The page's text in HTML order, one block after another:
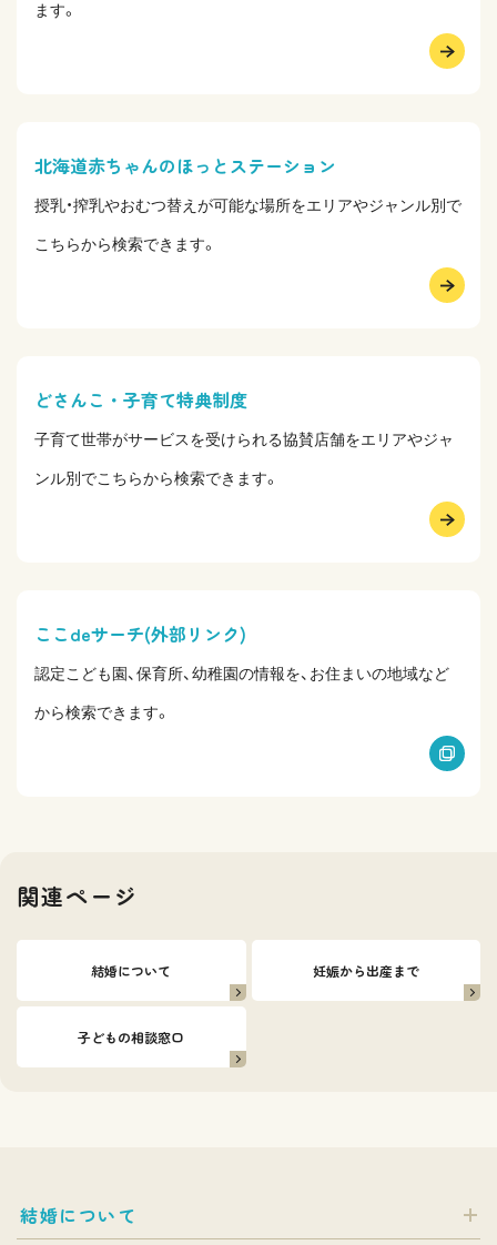
ます。
北海道赤ちゃんのほっとステーション
授乳・搾乳やおむつ替えが可能な場所をエリアやジャンル別で
こちらから検索できます。
どさんこ・子育て特典制度
子育て世帯がサービスを受けられる協賛店舗をエリアやジャ
ンル別でこちらから検索できます。
ここdeサーチ(外部リンク)
認定こども園、保育所、幼稚園の情報を、お住まいの地域など
から検索できます。
関連ページ
結婚について 妊娠から出産まで
子どもの相談窓口
結婚について